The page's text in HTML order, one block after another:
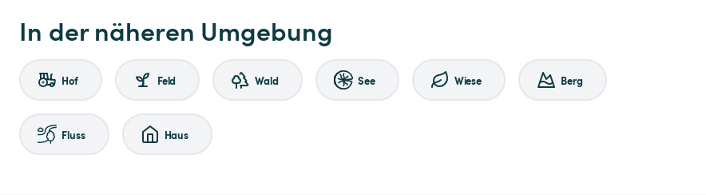
In der näheren Umgebung
Hof Feld Wald See Wiese Berg
Fluss Haus